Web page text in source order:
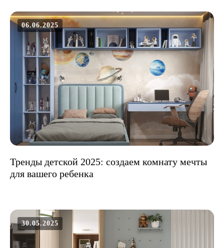
06.06.2025
Тренды детской 2025: создаем комнату мечты
для вашего ребенка
30.05.2025